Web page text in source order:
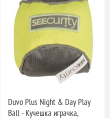
Duvo Plus Night & Day Play
Ball - Кучешка играчка,